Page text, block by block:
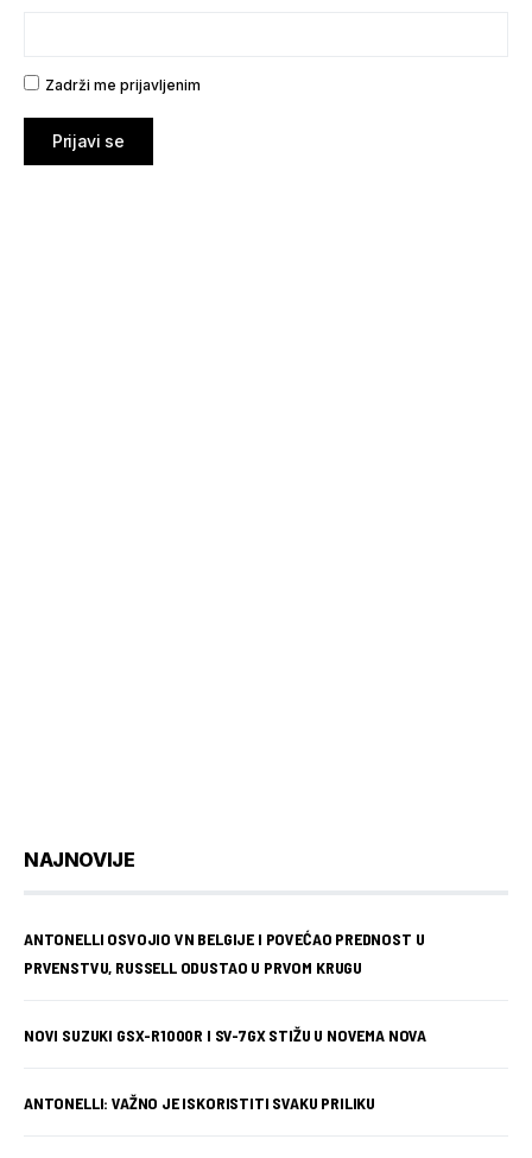
Zadrži me prijavljenim
Prijavi se
NAJNOVIJE
ANTONELLI OSVOJIO VN BELGIJE I POVEĆAO PREDNOST U
PRVENSTVU, RUSSELL ODUSTAO U PRVOM KRUGU
NOVI SUZUKI GSX-R1000R I SV-7GX STIŽU U NOVEMA NOVA
ANTONELLI: VAŽNO JE ISKORISTITI SVAKU PRILIKU